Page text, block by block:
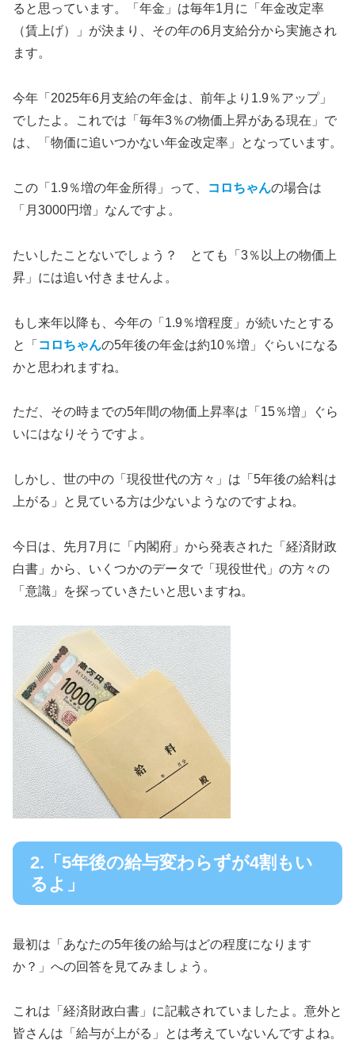
ると思っています。「年金」は毎年1月に「年金改定率
（賃上げ）」が決まり、その年の6月支給分から実施され
ます。
今年「2025年6月支給の年金は、前年より1.9％アップ」
でしたよ。これでは「毎年3％の物価上昇がある現在」で
は、「物価に追いつかない年金改定率」となっています。
この「1.9％増の年金所得」って、 コロちゃんの場合は
「月3000円増」なんですよ。
たいしたことないでしょう？ とても「3％以上の物価上
昇」には追い付きませんよ。
もし来年以降も、今年の「1.9％増程度」が続いたとする
と「 コロちゃんの5年後の年金は約10％増」ぐらいになる
かと思われますね。
ただ、その時までの5年間の物価上昇率は「15％増」ぐら
いにはなりそうですよ。
しかし、世の中の「現役世代の方々」は「5年後の給料は
上がる」と見ている方は少ないようなのですよね。
今日は、先月7月に「内閣府」から発表された「経済財政
白書」から、いくつかのデータで「現役世代」の方々の
「意識」を探っていきたいと思いますね。
2.「5年後の給与変わらずが4割もい
るよ」
最初は「あなたの5年後の給与はどの程度になります
か？」への回答を見てみましょう。
これは「経済財政白書」に記載されていましたよ。意外と
皆さんは「給与が上がる」とは考えていないんですよね。